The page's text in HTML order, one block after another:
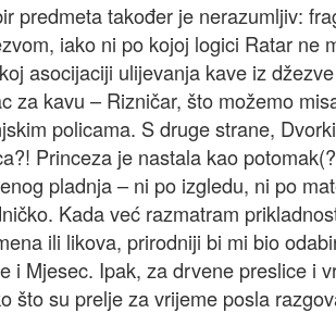
predmeta također je nerazumljiv:
iako ni po kojoj logici Ratar ne
asocijaciji ulijevanja kave iz
za kavu – Rizničar, što možemo
policama. S druge strane,
Princeza je nastala kao
pladnja – ni po izgledu, ni po
Kada već razmatram
ili likova, prirodniji bi mi bio
i Mjesec. Ipak, za drvene preslice i
što su prelje za vrijeme posla